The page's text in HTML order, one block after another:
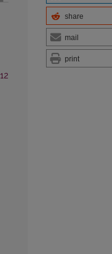
share
mail
print